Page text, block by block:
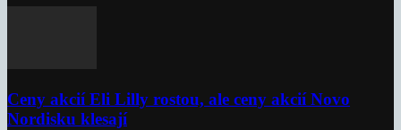
Ceny akcií Eli Lilly rostou, ale ceny akcií Novo
Nordisku klesají